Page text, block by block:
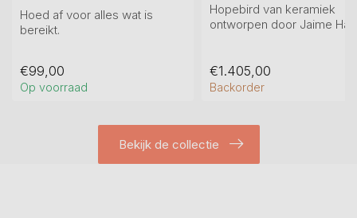
Hoed af voor alles wat is
bereikt.
Kar...
€99,00
Op voorraad
Hopebird van keramiek
ontworpen door Jaime
€1.405,00
Backorder
Bekijk de collectie